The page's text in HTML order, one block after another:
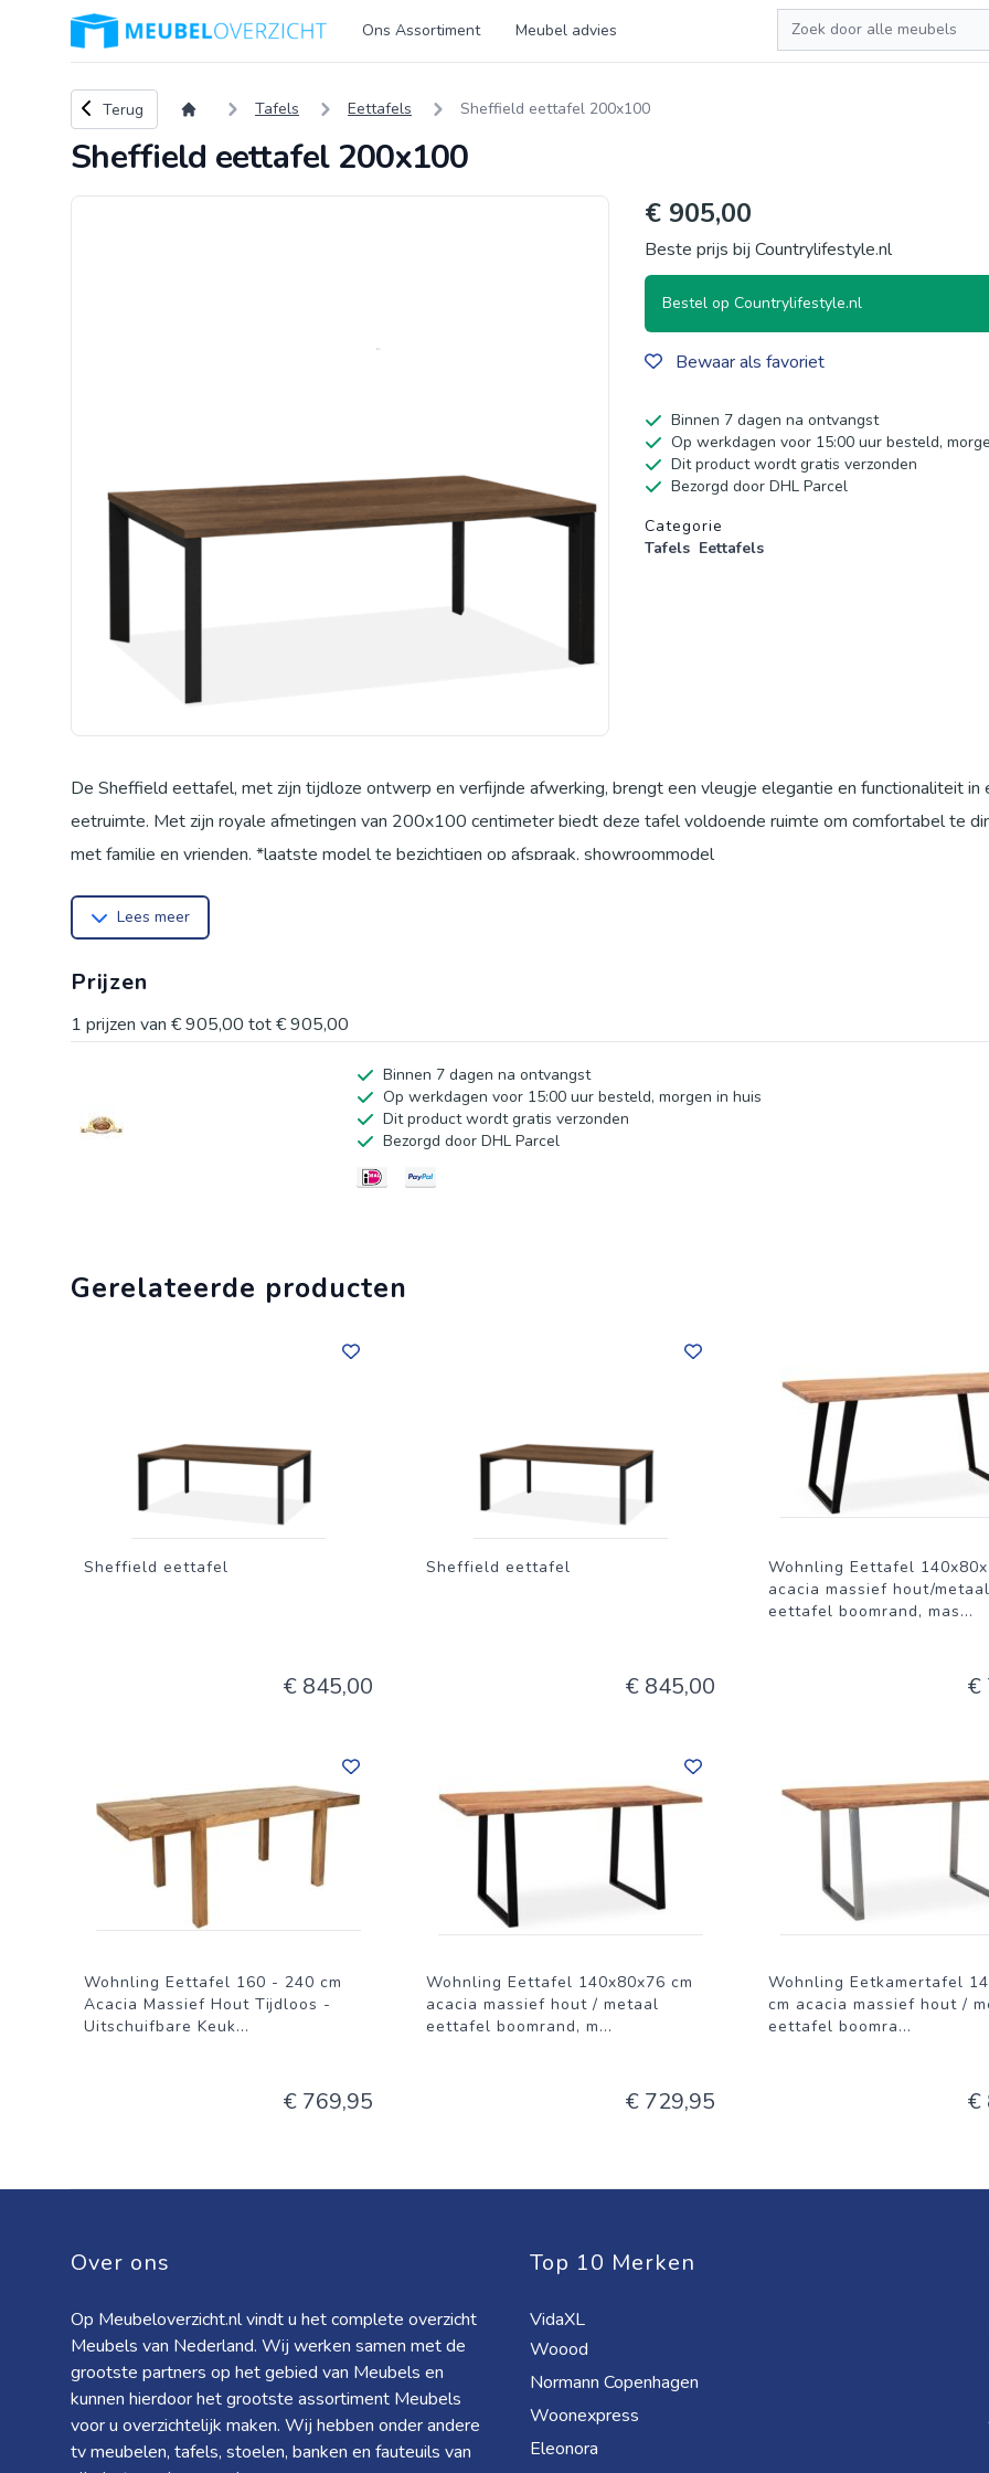
Logo Meubeloverzicht.nl Ons Assortiment Meubel advies
Zoeken
Terug naar overzicht
Terug Tafels Eettafels Sheffield eettafel 200x100
Sheffield eettafel 200x100
€ 905,00
Beste prijs bij Countrylifestyle.nl
Bestel op Countrylifestyle.nl
Bewaar als favoriet
Binnen 7 dagen na ontvangst
Op werkdagen voor 15:00 uur besteld,
Dit product wordt gratis verzonden
Bezorgd door DHL Parcel
Productgegevens
Categorie
Tafels Eettafels
De Sheffield eettafel, met zijn tijdloze ontwerp en verfijnde afwerking, brengt een vleugje elegantie en functionaliteit in
eetruimte. Met zijn royale afmetingen van 200x100 centimeter biedt deze tafel voldoende ruimte om comfortabel te
met familie en vrienden. *laatste model te bezichtigen op afspraak, showroommodel
Lees meer
Prijzen
1 prijzen van € 905,00 tot€ 905,00
Binnen 7 dagen na ontvangst
Op werkdagen voor 15:00 uur besteld, morgen in huis
Dit product wordt gratis verzonden
Bezorgd door DHL Parcel
Gerelateerde producten
Sheffield eettafel
€ 845,00
Sheffield eettafel
€ 845,00
Wohnling Eettafel
acacia massief hout/metaal
eettafel boomrand, mas...
€
Wohnling Eettafel 160 - 240 cm
Acacia Massief Hout Tijdloos -
Uitschuifbare Keuk...
€ 769,95
Wohnling Eettafel 140x80x76 cm
acacia massief hout / metaal
eettafel boomrand, m...
€ 729,95
Wohnling Eetkamertafel
cm acacia massief hout /
eettafel boomra...
€
Over ons
Op Meubeloverzicht.nl vindt u het complete overzicht
Meubels van Nederland. Wij werken samen met de
grootste partners op het gebied van Meubels en
kunnen hierdoor het grootste assortiment Meubels
voor u overzichtelijk maken. Wij hebben onder andere
tv meubelen, tafels, stoelen, banken en fauteuils van
Top 10 Merken
VidaXL
Woood
Normann Copenhagen
Woonexpress
Eleonora